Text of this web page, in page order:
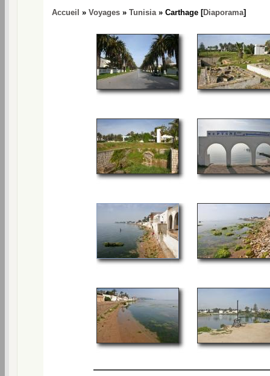
Accueil » Voyages » Tunisia» Carthage [Diaporama]